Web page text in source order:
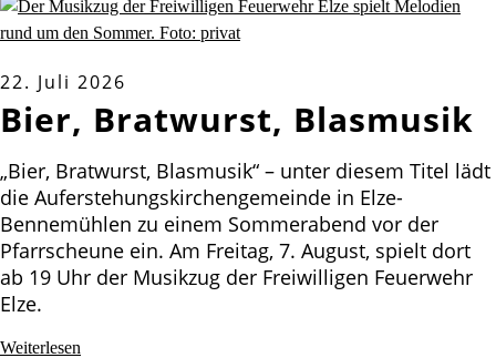
22. Juli 2026
Bier, Bratwurst, Blasmusik
„Bier, Bratwurst, Blasmusik“ – unter diesem Titel lädt
die Auferstehungskirchengemeinde in Elze-
Bennemühlen zu einem Sommerabend vor der
Pfarrscheune ein. Am Freitag, 7. August, spielt dort
ab 19 Uhr der Musikzug der Freiwilligen Feuerwehr
Elze.
Weiterlesen